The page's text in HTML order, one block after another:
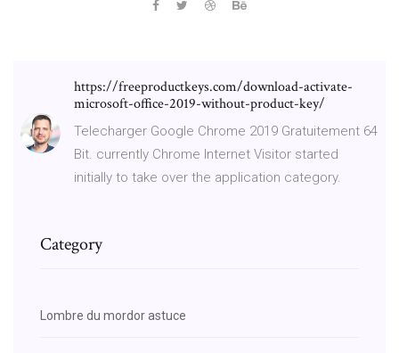
https://freeproductkeys.com/download-activate-
microsoft-office-2019-without-product-key/
Telecharger Google Chrome 2019 Gratuitement 64
Bit. currently Chrome Internet Visitor started
initially to take over the application category.
Category
Lombre du mordor astuce